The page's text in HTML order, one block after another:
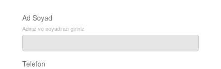
Ad Soyad
Adınız ve soyadınızı giriniz
Telefon